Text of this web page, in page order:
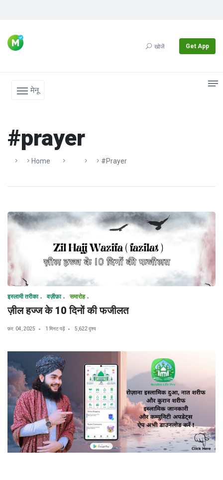
खोजें Get App
मेनू
#prayer
Home #prayer
इस्लामी तरीका वज़ीफ़ा समारोह
ज़ील हज्ज के 10 दिनों की फजीलत
फ़र. 04, 2025 1 मिनट पढ़ें 5,622 दृश्य